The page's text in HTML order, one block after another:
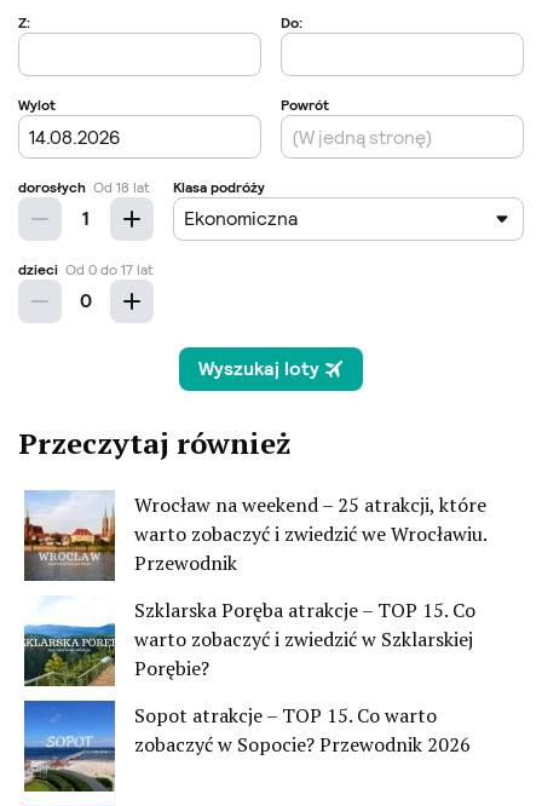
Przeczytaj również
Wrocław na weekend – 25 atrakcji, które
warto zobaczyć i zwiedzić we Wrocławiu.
Przewodnik
Szklarska Poręba atrakcje – TOP 15. Co
warto zobaczyć i zwiedzić w Szklarskiej
Porębie?
Sopot atrakcje – TOP 15. Co warto
zobaczyć w Sopocie? Przewodnik 2026